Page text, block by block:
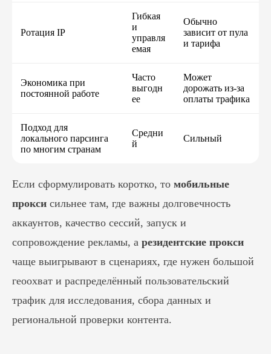
Ротация IP
Гибкая
и
управля
емая
Обычно
зависит от пула
и тарифа
Экономика при
постоянной работе
Часто
выгодн
ее
Может
дорожать из-за
оплаты трафика
Подход для
локального парсинга
по многим странам
Средни
й
Сильный
Если сформулировать коротко, то мобильные
прокси сильнее там, где важны долговечность
аккаунтов, качество сессий, запуск и
сопровождение рекламы, а резидентские прокси
чаще выигрывают в сценариях, где нужен большой
геоохват и распределённый пользовательский
трафик для исследования, сбора данных и
региональной проверки контента.